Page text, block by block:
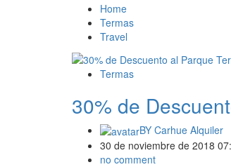
Home
Termas
Travel
Termas
30% de
BY Carhue Alquiler
30 de noviembre de 2018
no comment